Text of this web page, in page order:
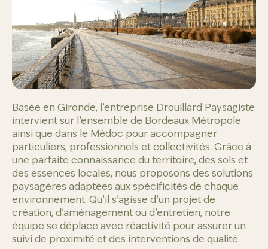
Basée en Gironde, l’entreprise Drouillard Paysagiste
intervient sur l’ensemble de Bordeaux Métropole
ainsi que dans le Médoc pour accompagner
particuliers, professionnels et collectivités. Grâce à
une parfaite connaissance du territoire, des sols et
des essences locales, nous proposons des solutions
paysagères adaptées aux spécificités de chaque
environnement. Qu’il s’agisse d’un projet de
création, d’aménagement ou d’entretien, notre
équipe se déplace avec réactivité pour assurer un
suivi de proximité et des interventions de qualité.